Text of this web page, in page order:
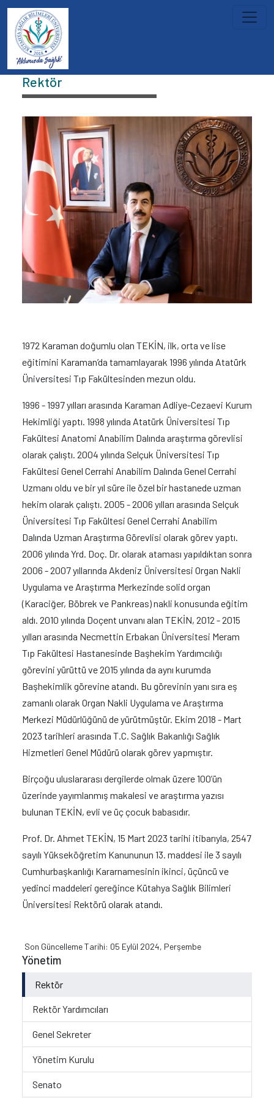
İçeriğe atla
Üniversitemiz
Rektör
1972 Karaman doğumlu olan TEKİN, ilk, orta ve lise
eğitimini Karaman’da tamamlayarak 1996 yılında Atatürk
Üniversitesi Tıp Fakültesinden mezun oldu.
1996 - 1997 yılları arasında Karaman Adliye-Cezaevi Kurum
Hekimliği yaptı. 1998 yılında Atatürk Üniversitesi Tıp
Fakültesi Anatomi Anabilim Dalında araştırma görevlisi
olarak çalıştı. 2004 yılında Selçuk Üniversitesi Tıp
Fakültesi Genel Cerrahi Anabilim Dalında Genel Cerrahi
Uzmanı oldu ve bir yıl süre ile özel bir hastanede uzman
hekim olarak çalıştı. 2005 - 2006 yılları arasında Selçuk
Üniversitesi Tıp Fakültesi Genel Cerrahi Anabilim
Dalında Uzman Araştırma Görevlisi olarak görev yaptı.
2006 yılında Yrd. Doç. Dr. olarak ataması yapıldıktan sonra
2006 - 2007 yıllarında Akdeniz Üniversitesi Organ Nakli
Uygulama ve Araştırma Merkezinde solid organ
(Karaciğer, Böbrek ve Pankreas) nakli konusunda eğitim
aldı. 2010 yılında Doçent unvanı alan TEKİN, 2012 - 2015
yılları arasında Necmettin Erbakan Üniversitesi Meram
Tıp Fakültesi Hastanesinde Başhekim Yardımcılığı
görevini yürüttü ve 2015 yılında da aynı kurumda
Başhekimlik görevine atandı. Bu görevinin yanı sıra eş
zamanlı olarak Organ Nakli Uygulama ve Araştırma
Merkezi Müdürlüğünü de yürütmüştür. Ekim 2018 - Mart
2023 tarihleri arasında T.C. Sağlık Bakanlığı Sağlık
Hizmetleri Genel Müdürü olarak görev yapmıştır.
Birçoğu uluslararası dergilerde olmak üzere 100’ün
üzerinde yayımlanmış makalesi ve araştırma yazısı
bulunan TEKİN, evli ve üç çocuk babasıdır.
Prof. Dr. Ahmet TEKİN, 15 Mart 2023 tarihi itibarıyla, 2547
sayılı Yükseköğretim Kanununun 13. maddesi ile 3 sayılı
Cumhurbaşkanlığı Kararnamesinin ikinci, üçüncü ve
yedinci maddeleri gereğince Kütahya Sağlık Bilimleri
Üniversitesi Rektörü olarak atandı.
Son Güncelleme Tarihi: 05 Eylül 2024, Perşembe
Yönetim
Rektör
Rektör Yardımcıları
Genel Sekreter
Yönetim Kurulu
Senato